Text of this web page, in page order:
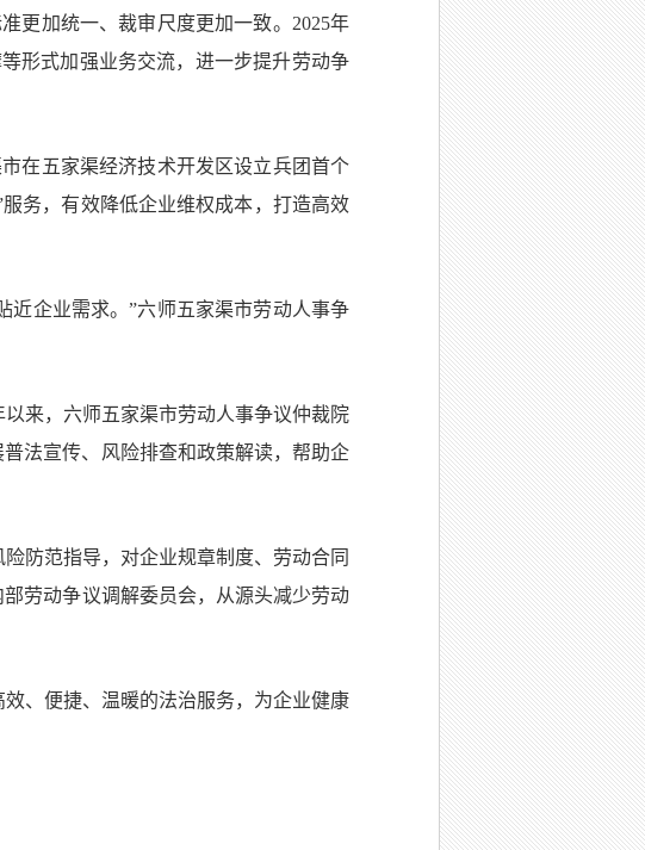
更加统一、裁审尺度更加一致。2025年
形式加强业务交流，进一步提升劳动争
在五家渠经济技术开发区设立兵团首个
务，有效降低企业维权成本，打造高效
近企业需求。”六师五家渠市劳动人事争
来，六师五家渠市劳动人事争议仲裁院
法宣传、风险排查和政策解读，帮助企
防范指导，对企业规章制度、劳动合同
劳动争议调解委员会，从源头减少劳动
、便捷、温暖的法治服务，为企业健康